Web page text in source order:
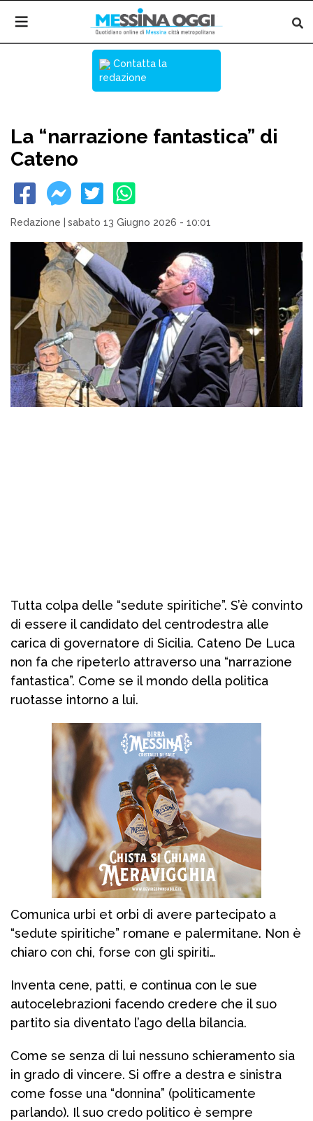
Contatta la
redazione
La “narrazione fantastica” di
Cateno
Redazione sabato 13 Giugno 2026 - 10:01
Tutta colpa delle “sedute spiritiche”. S’è convinto
di essere il candidato del centrodestra alle
carica di governatore di Sicilia. Cateno De Luca
non fa che ripeterlo attraverso una “narrazione
fantastica”. Come se il mondo della politica
ruotasse intorno a lui.
Comunica urbi et orbi di avere partecipato a
“sedute spiritiche” romane e palermitane. Non è
chiaro con chi, forse con gli spiriti…
Inventa cene, patti, e continua con le sue
autocelebrazioni facendo credere che il suo
partito sia diventato l’ago della bilancia.
Come se senza di lui nessuno schieramento sia
in grado di vincere. Si offre a destra e sinistra
come fosse una “donnina” (politicamente
parlando). Il suo credo politico è sempre